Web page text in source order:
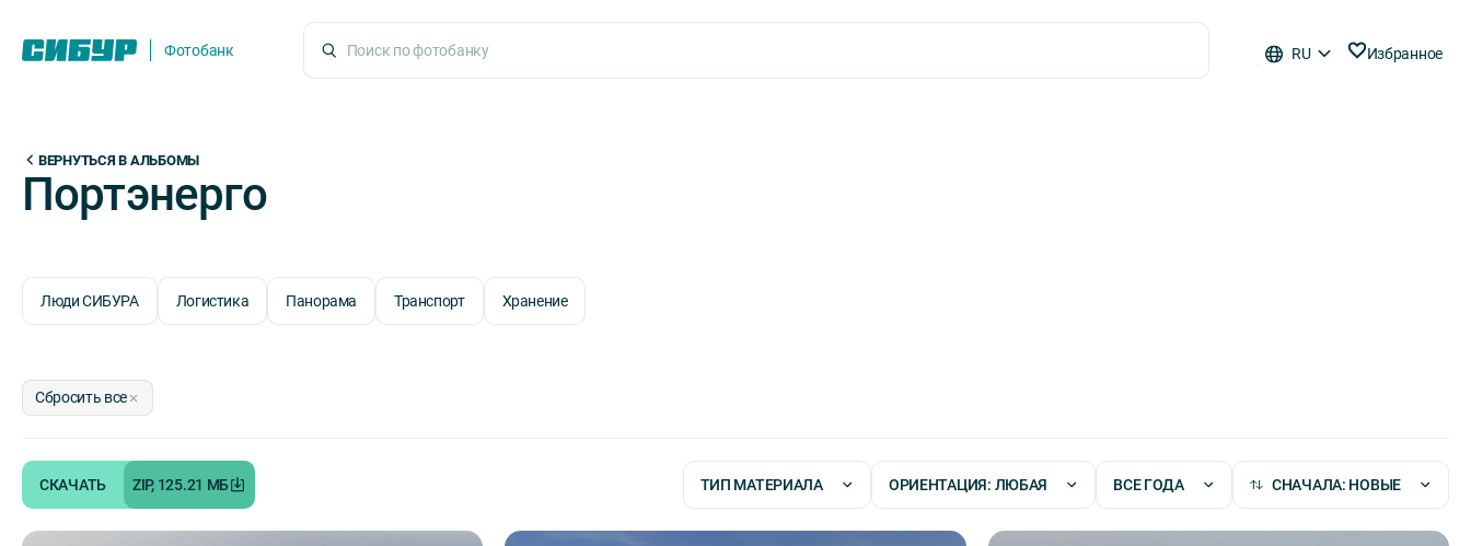
Фотобанк RU Избранное
ВЕРНУТЬСЯ В АЛЬБОМЫ
Портэнерго
Люди СИБУРА Логистика Панорама Транспорт Хранение
Сбросить все
СКАЧАТЬ ZIP, 125.21 МБ ТИП МАТЕРИАЛА ОРИЕНТАЦИЯ: ЛЮБАЯ ВСЕ ГОДА СНАЧАЛА: НОВЫЕ